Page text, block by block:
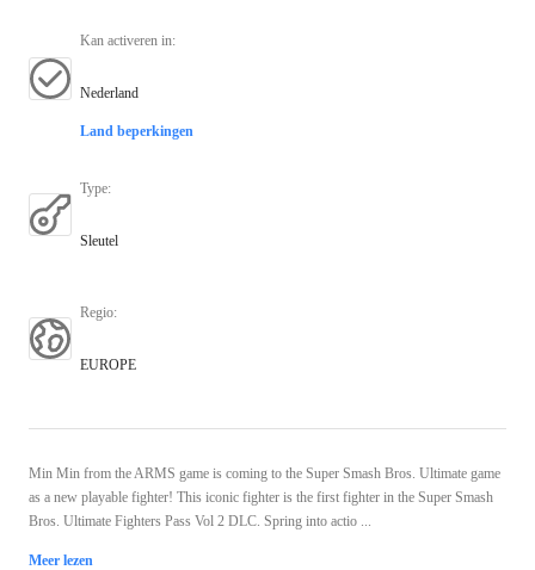
Kan activeren in:
Nederland
Land beperkingen
Type:
Sleutel
Regio:
EUROPE
Min Min from the ARMS game is coming to the Super Smash Bros. Ultimate game
as a new playable fighter! This iconic fighter is the first fighter in the Super Smash
Bros. Ultimate Fighters Pass Vol 2 DLC. Spring into actio ...
Meer lezen